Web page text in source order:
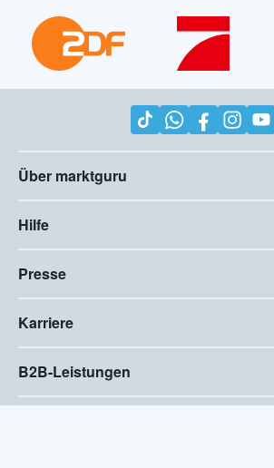
Über marktguru
Hilfe
Presse
Karriere
B2B-Leistungen